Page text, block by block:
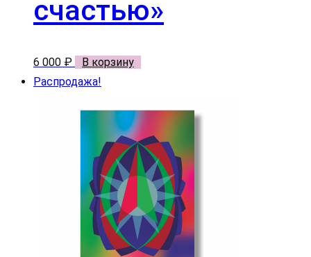
счастью»
6 000 ₽
В корзину
Распродажа!